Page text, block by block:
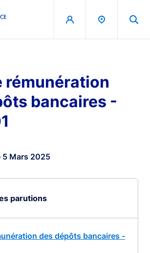
Principal
rémunération
bancaires -
5 Mars 2025
parutions
des dépôts bancaires -